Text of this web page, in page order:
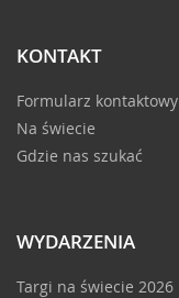
KONTAKT
Formularz kontaktowy
Na świecie
Gdzie nas szukać
WYDARZENIA
Targi na świecie 2026